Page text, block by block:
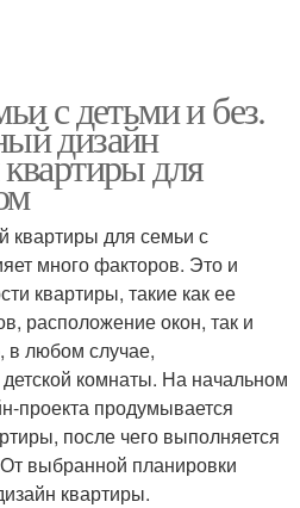
с детьми и без.
дизайн
для
квартиры для семьи с
много факторов. Это и
квартиры, такие как ее
расположение окон, так и
в любом случае,
комнаты. На начальном
проекта продумывается
после чего выполняется
выбранной планировки
квартиры.